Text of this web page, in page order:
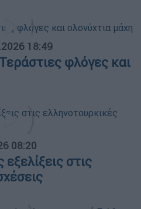
18:49
φλόγες και
08:20
στις